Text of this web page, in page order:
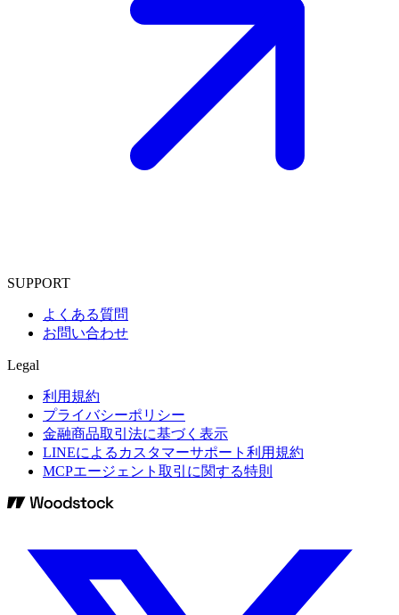
SUPPORT
よくある質問
お問い合わせ
Legal
利用規約
プライバシーポリシー
金融商品取引法に基づく表示
LINEによるカスタマーサポート利用規約
MCPエージェント取引に関する特則